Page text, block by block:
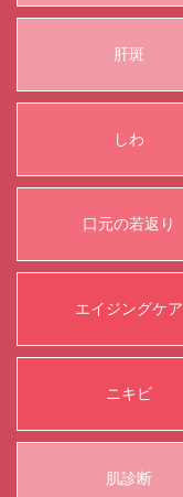
肝斑
しわ
口元の若返り
エイジングケア
ニキビ
肌診断